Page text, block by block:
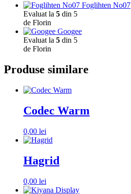
Foglihten No07
Evaluat la 5 din 5
de Florin
Googee
Evaluat la 5 din 5
de Florin
Produse similare
Codec Warm
0,00 lei
Hagrid
0,00 lei